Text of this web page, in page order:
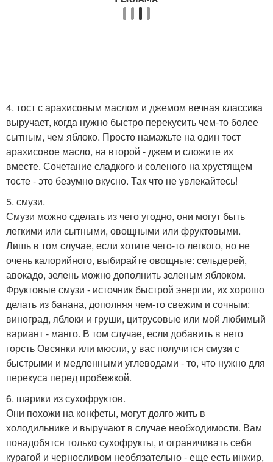
4. тост с арахисовым маслом и джемом вечная классика
выручает, когда нужно быстро перекусить чем-то более
сытным, чем яблоко. Просто намажьте на один тост
арахисовое масло, на второй - джем и сложите их
вместе. Сочетание сладкого и соленого на хрустящем
тосте - это безумно вкусно. Так что не увлекайтесь!
5. смузи.
Смузи можно сделать из чего угодно, они могут быть
легкими или сытными, овощными или фруктовыми.
Лишь в том случае, если хотите чего-то легкого, но не
очень калорийного, выбирайте овощные: сельдерей,
авокадо, зелень можно дополнить зеленым яблоком.
Фруктовые смузи - источник быстрой энергии, их хорошо
делать из банана, дополняя чем-то свежим и сочным:
виноград, яблоки и груши, цитрусовые или мой любимый
вариант - манго. В том случае, если добавить в него
горсть Овсянки или мюсли, у вас получится смузи с
быстрыми и медленными углеводами - то, что нужно для
перекуса перед пробежкой.
6. шарики из сухофруктов.
Они похожи на конфеты, могут долго жить в
холодильнике и выручают в случае необходимости. Вам
понадобятся только сухофрукты, и ограничивать себя
курагой и черносливом необязательно - еще есть инжир,